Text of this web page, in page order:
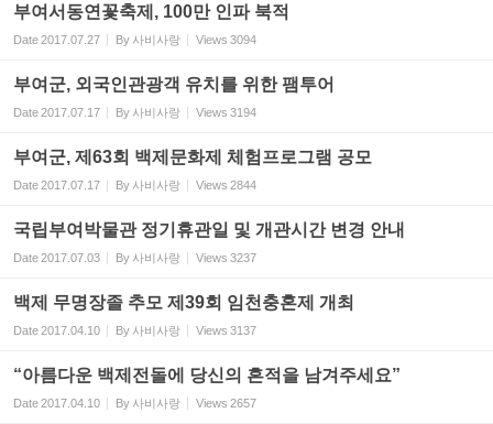
부여서동연꽃축제, 100만 인파 북적
Date2017.07.27 By 사비사랑 Views 3094
부여군, 외국인관광객 유치를 위한 팸투어
Date2017.07.17 By 사비사랑 Views 3194
부여군, 제63회 백제문화제 체험프로그램 공모
Date2017.07.17 By 사비사랑 Views 2844
국립부여박물관 정기휴관일 및 개관시간 변경 안내
Date2017.07.03 By 사비사랑 Views 3237
백제 무명장졸 추모 제39회 임천충혼제 개최
Date2017.04.10 By 사비사랑 Views 3137
“아름다운 백제전돌에 당신의 흔적을 남겨주세요”
Date2017.04.10 By 사비사랑 Views 2657